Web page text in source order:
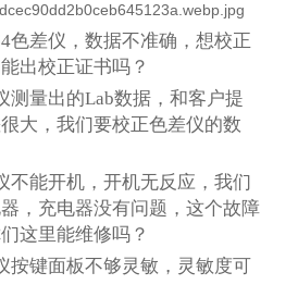
色差仪，数据不准确，想校正
出校正证书吗？
测量出的Lab数据，和客户提
大，我们要校正色差仪的数
不能开机，开机无反应，我们
，充电器没有问题，这个故障
这里能维修吗？
按键面板不够灵敏，灵敏度可